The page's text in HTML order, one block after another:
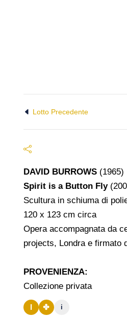
Lotto Precedente
DAVID BURROWS(1965)
Spirit is a Button Fly
Scultura in schiuma di
120 x 123 cm circa
Opera accompagnata da
projects, Londra e firmato
PROVENIENZA:
Collezione privata
I ✤ i